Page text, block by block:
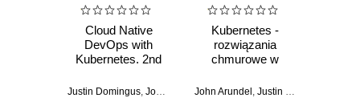
Cloud Native
DevOps with
Kubernetes. 2nd
Justin Domingus John Arundel
Kubernetes -
rozwiązania
chmurowe w
Tworzenie,
John Arundel Justin Domingus